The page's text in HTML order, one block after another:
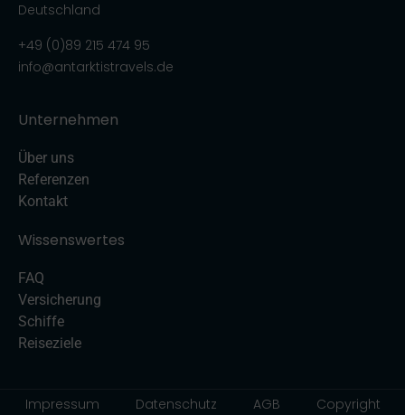
Deutschland
+49 (0)89 215 474 95
info@antarktistravels.de
Unternehmen
Über uns
Referenzen
Kontakt
Wissenswertes
FAQ
Versicherung
Schiffe
Reiseziele
Impressum Datenschutz AGB Copyright